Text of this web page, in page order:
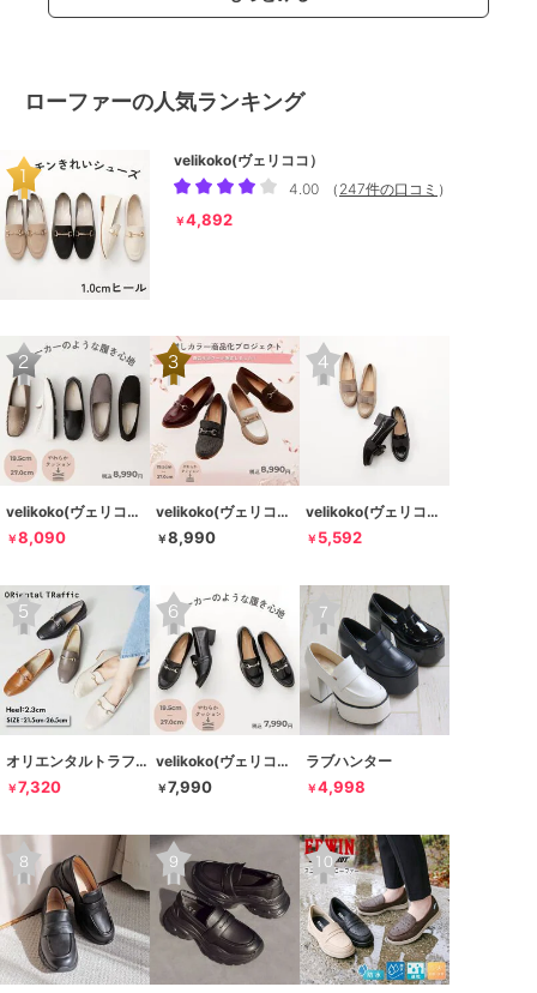
ローファーの人気ランキング
velikoko(ヴェリココ）
4.00
（ 247件の口コミ ）
￥4,892
velikoko(ヴェリココ）
￥8,090
velikoko(ヴェリココ）
￥8,990
velikoko(ヴェリココ）
￥ 5,592
オリエンタルトラフィック
￥7,320
velikoko(ヴェリココ）
￥7,990
ラブハンター
￥4,998